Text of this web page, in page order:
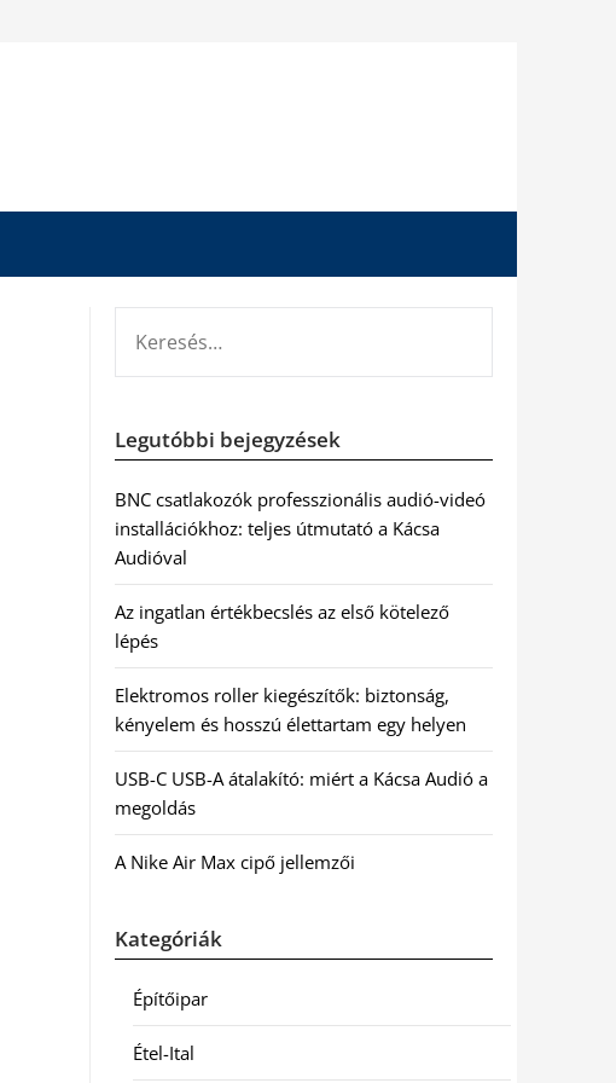
Legutóbbi bejegyzések
BNC csatlakozók professzionális audió-videó
installációkhoz: teljes útmutató a Kácsa
Audióval
Az ingatlan értékbecslés az első kötelező
lépés
Elektromos roller kiegészítők: biztonság,
kényelem és hosszú élettartam egy helyen
USB-C USB-A átalakító: miért a Kácsa Audió a
megoldás
A Nike Air Max cipő jellemzői
Kategóriák
Építőipar
Étel-Ital